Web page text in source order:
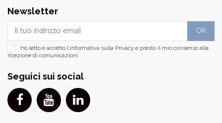
Newsletter
Ho letto e accetto l'informativa sulla Privacy e presto il mio consenso alla
ricezione di comunicazioni.
Seguici sui social